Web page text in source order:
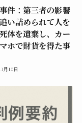
事件：第三者の影響
い詰められて人を
体を遺棄し、カー
ホで財貨を得た事
月10日